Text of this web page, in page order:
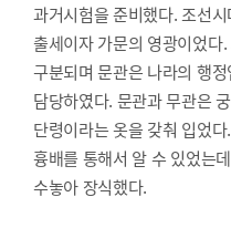
과거시험을 준비했다.조선
출세이자 가문의 영광이었
구분되며 문관은 나라의 행
담당하였다. 문관과 무관은
단령이라는 옷을 갖춰 입었
흉배를 통해서 알 수 있었는
수놓아 장식했다.